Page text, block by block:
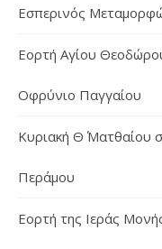
Εσπερινός
Εορτή Αγίου
Οφρύνιο Παγγαίου
Κυριακή Θ΄ Ματθαίου
Περάμου
Εορτή της Ιεράς